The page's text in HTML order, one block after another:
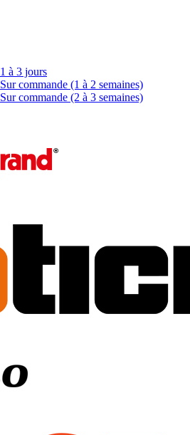
1 à 3 jours
Sur commande (1 à 2 semaines)
Sur commande (2 à 3 semaines)